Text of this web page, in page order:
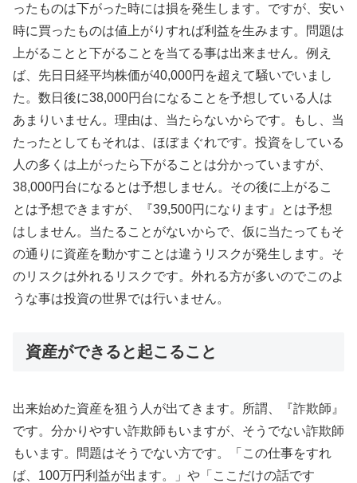
ったものは下がった時には損を発生します。ですが、安い
時に買ったものは値上がりすれば利益を生みます。問題は
上がることと下がることを当てる事は出来ません。例え
ば、先日日経平均株価が40,000円を超えて騒いでいまし
た。数日後に38,000円台になることを予想している人は
あまりいません。理由は、当たらないからです。もし、当
たったとしてもそれは、ほぼまぐれです。投資をしている
人の多くは上がったら下がることは分かっていますが、
38,000円台になるとは予想しません。その後に上がるこ
とは予想できますが、『39,500円になります』とは予想
はしません。当たることがないからで、仮に当たってもそ
の通りに資産を動かすことは違うリスクが発生します。そ
のリスクは外れるリスクです。外れる方が多いのでこのよ
うな事は投資の世界では行いません。
資産ができると起こること
出来始めた資産を狙う人が出てきます。所謂、『詐欺師』
です。分かりやすい詐欺師もいますが、そうでない詐欺師
もいます。問題はそうでない方です。「この仕事をすれ
ば、100万円利益が出ます。」や「ここだけの話です